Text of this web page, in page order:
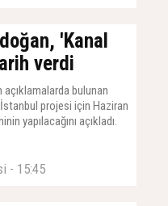
'Kanal
verdi
açıklamalarda bulunan
projesi için Haziran
yapılacağını açıkladı.
- 15:45